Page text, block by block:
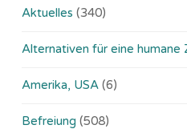
Aktuelles (340)
Alternativen für eine humane
Amerika, USA (6)
Befreiung (508)